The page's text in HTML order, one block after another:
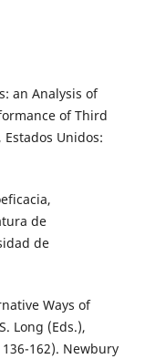
an Analysis of
of Third
Unidos:
de
de
Ways of
Long (Eds.),
162). Newbury